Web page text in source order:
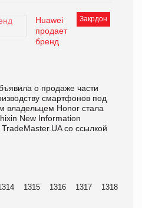
Закрдон
Huawei
продает
бренд
о продаже части
смартфонов под
владельцем Honor стала
New Information
со ссылкой
1315 1316 1317
1318